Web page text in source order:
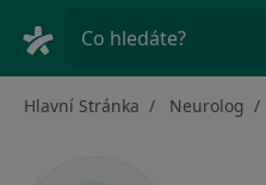
Co hledáte?
Hlavní Stránka Neurolog